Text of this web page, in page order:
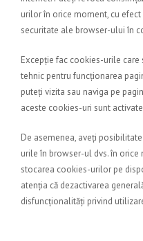
urilor în orice moment, cu
securitate ale browser-ului în
Excepție fac cookies-urile
tehnic pentru funcționarea
puteți vizita sau naviga pe
aceste cookies-uri sunt
De asemenea, aveți
urile în browser-ul dvs. în
stocarea cookies-urilor pe
atenția că dezactivarea
disfuncționalități privind